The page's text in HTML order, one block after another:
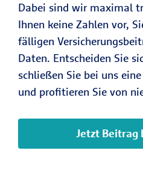
Dabei sind wir maximal
Ihnen keine Zahlen vor,
fälligen
Daten. Entscheiden Sie
schließen Sie bei uns
und profitieren Sie von
Jetzt Beitrag